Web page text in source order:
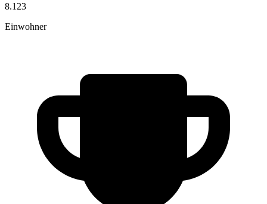
8.123
Einwohner